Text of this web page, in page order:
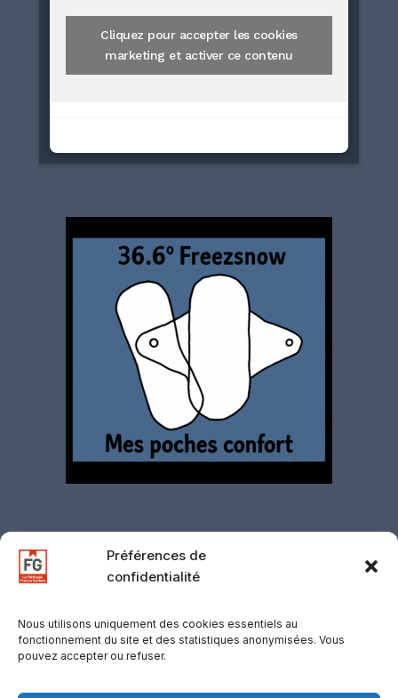
Préférences de
confidentialité
Nous utilisons uniquement des cookies essentiels au
fonctionnement du site et des statistiques anonymisées. Vous
pouvez accepter ou refuser.
Cliquez pour accepter les cookies
marketing et activer ce contenu
confidentialité·CGV·CGU·Gestion des
cookies·Retours·Support·Mentions